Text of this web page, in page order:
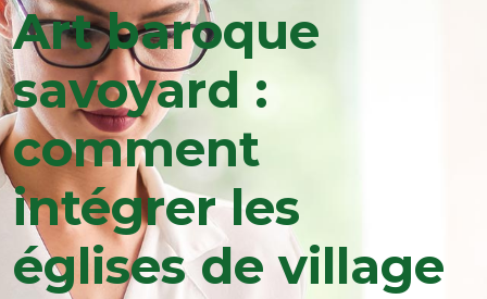
Art baroque
savoyard :
comment
intégrer les
églises de village